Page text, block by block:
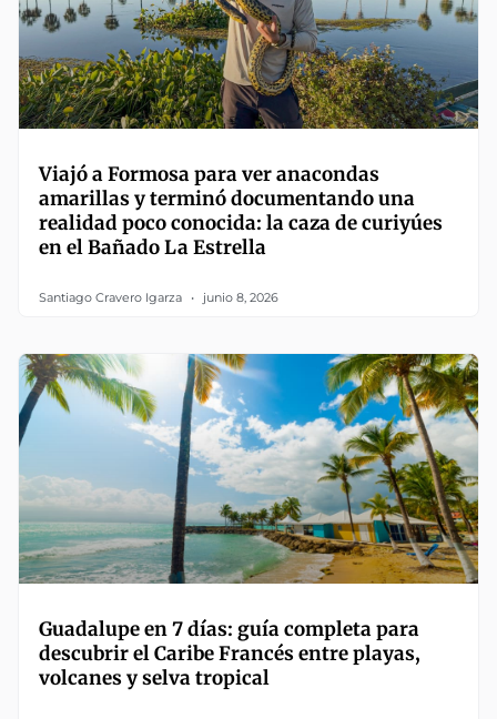
Viajó a Formosa para ver anacondas
amarillas y terminó documentando una
realidad poco conocida: la caza de curiyúes
en el Bañado La Estrella
Santiago Cravero Igarza junio 8, 2026
Guadalupe en 7 días: guía completa para
descubrir el Caribe Francés entre playas,
volcanes y selva tropical